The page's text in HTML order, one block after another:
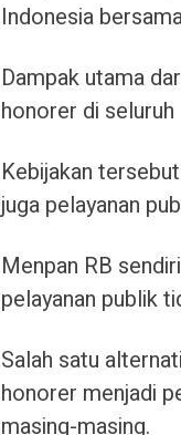
Indonesia
Dampak utama
honorer di seluruh
Kebijakan
juga pelayanan
Menpan RB
pelayanan publik
Salah satu
honorer menjadi
masing-masing.